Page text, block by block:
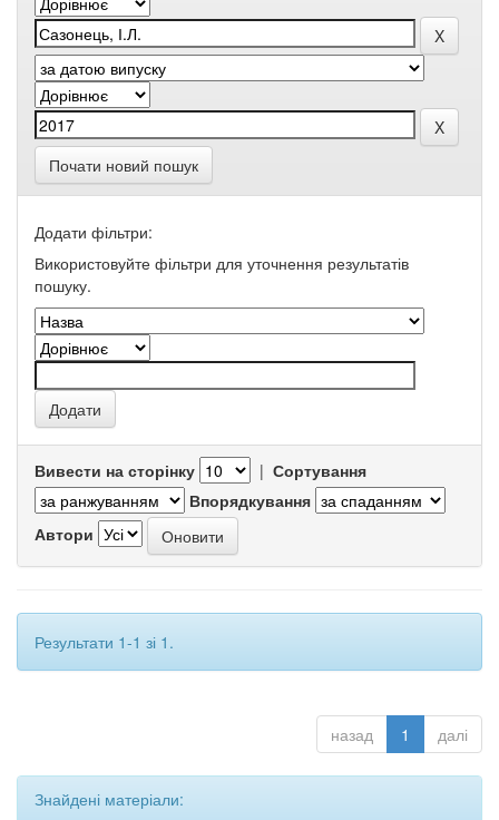
Почати новий пошук
Додати фільтри:
Використовуйте фільтри для уточнення результатів
пошуку.
Вивести на сторінку | Сортування
Впорядкування
Автори
Результати 1-1 зі 1.
назад 1 далі
Знайдені матеріали: